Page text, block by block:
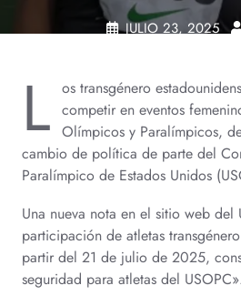
JULIO 23, 2025
L os transgénero
competir en eventos
Olímpicos y Paralímpicos,
cambio de política de parte del
Paralímpico de Estados Unidos
Una nueva nota en el sitio web del
participación de atletas
partir del 21 de julio de 2025,
seguridad para atletas del